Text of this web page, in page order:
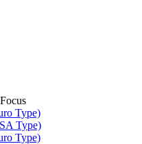
Type)
Type)
Type)